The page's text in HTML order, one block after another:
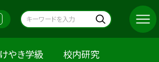
けやき学級 校内研究